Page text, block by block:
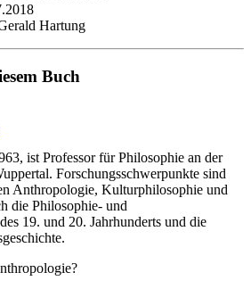
Hartung
Buch
ist Professor für Philosophie an der
Forschungsschwerpunkte sind
Anthropologie, Kulturphilosophie und
die Philosophie- und
19. und 20. Jahrhunderts und die